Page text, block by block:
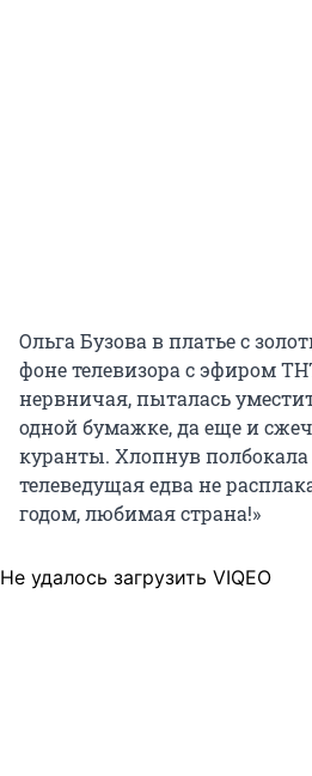
Ольга Бузова в платье с
фоне телевизора с эфиром
нервничая, пыталась
одной бумажке, да еще и
куранты. Хлопнув
телеведущая едва не
годом, любимая страна!»
Не удалось загрузить VIQEO